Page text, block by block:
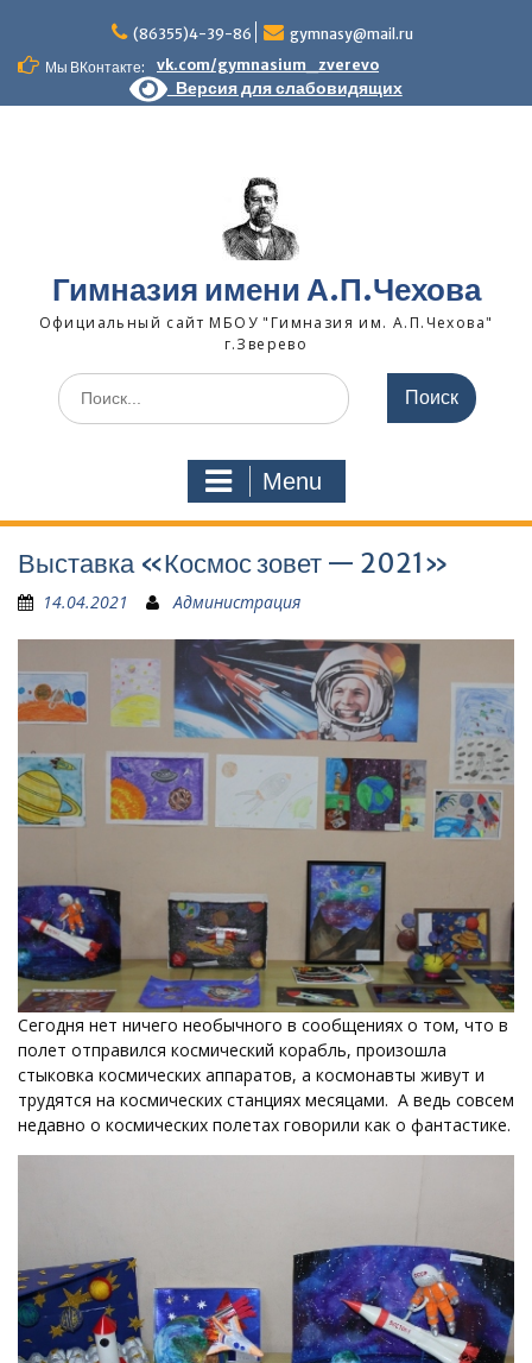
content
(86355)4-39-86
gymnasy@mail.ru
Мы ВКонтакте:
vk.com/gymnasium_zverevo
Версия для слабовидящих
Гимназия имени А.П.Чехова
Официальный сайт МБОУ "Гимназия им. А.П.Чехова"
г.Зверево
Search
for:
Menu
Выставка «Космос зовет — 2021»
14.04.2021 Администрация
Сегодня нет ничего необычного в сообщениях о том, что в
полет отправился космический корабль, произошла
стыковка космических аппаратов, а космонавты живут и
трудятся на космических станциях месяцами. А ведь совсем
недавно о космических полетах говорили как о фантастике.